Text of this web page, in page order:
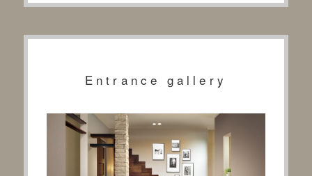
Entrance gallery